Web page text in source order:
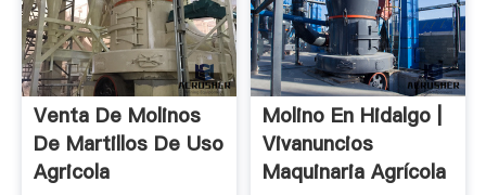
Venta De Molinos
De Martillos De Uso
Agricola
Molino En Hidalgo |
Vivanuncios
Maquinaria Agrícola